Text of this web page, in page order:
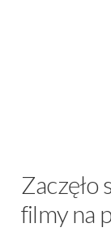
Zaczęło
filmy na